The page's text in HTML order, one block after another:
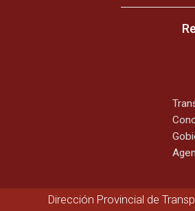
Dirección Provincial de